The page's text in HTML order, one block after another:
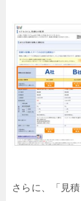
さらに、「見